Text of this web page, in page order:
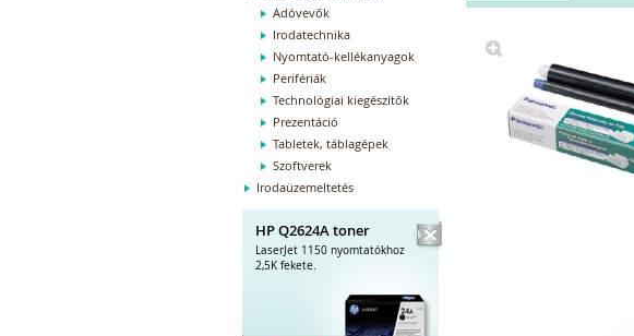
Adóvevők
Irodatechnika
Nyomtató-kellékanyagok
Perifériák
Technológiai kiegészítők
Prezentáció
Tabletek, táblagépek
Szoftverek
Irodaüzemeltetés
HP Q2624A toner
LaserJet 1150 nyomtatókhoz
2,5K fekete.